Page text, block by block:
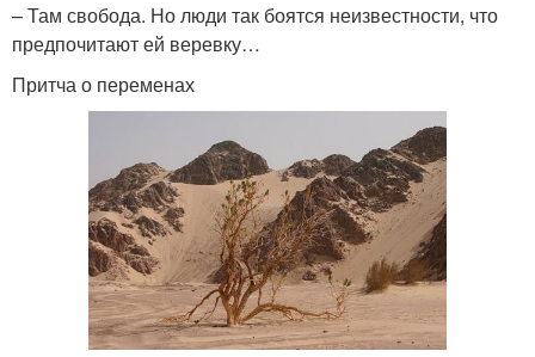
– Там свобода. Но люди так боятся неизвестности, что
предпочитают ей веревку…
Притча о переменах